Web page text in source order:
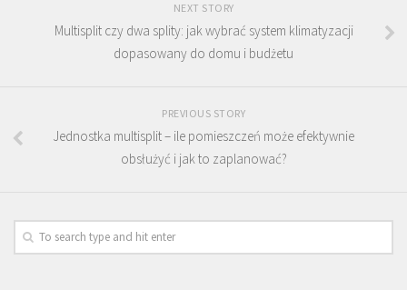
NEXT STORY
Multisplit czy dwa splity: jak wybrać system klimatyzacji
dopasowany do domu i budżetu
PREVIOUS STORY
Jednostka multisplit – ile pomieszczeń może efektywnie
obsłużyć i jak to zaplanować?